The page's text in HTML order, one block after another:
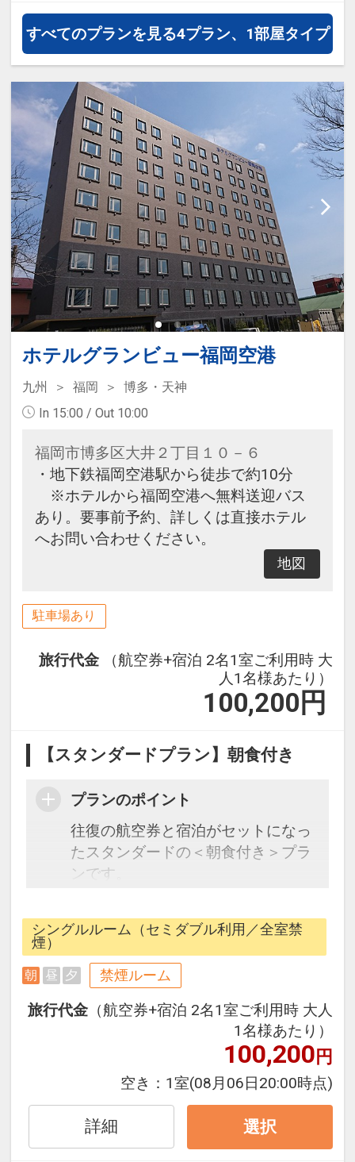
JALマイレージ会員の方にはフライ
トマイルが50%貯まります。
【ホテルのおすすめポイント】
・ウェルカムドリンクサービス
（14:00～23:00)
コーヒー、紅茶、ソフトドリンクを
ご用意しております
・ウェルカムバー（14:00～19:00)
生ビールやワイン、カクテルなど、
9種類のお酒をご用意しておりま
す。
お好きな割り方でオリジナルドリン
クをセルフでお楽しみください。
・お茶漬け無料サービス（21:00～
23:00)
小腹の空いた時間にぴったりのお茶
漬けをご用意しております。
すべてのプランを見る4プラン、1部屋タイプ
ホテルグランビュー福岡空港
九州 福岡
博多・天神
In 15:00 / Out 10:00
福岡市博多区大井２丁目１０－６
・地下鉄福岡空港駅から徒歩で約10分
※ホテルから福岡空港へ無料送迎バス
あり。要事前予約、詳しくは直接ホテル
へお問い合わせください。
地図
駐車場あり
旅行代金
（航空券+宿泊 2名1室ご利用時 大
人1名様あたり）
100,200 円
【スタンダードプラン】朝食付き
プランのポイント
往復の航空券と宿泊がセットになっ
たスタンダードの＜朝食付き＞プラ
ンです。
できるダイナミックパッケージだか
ら、一都市滞在はもちろん周遊旅行
にも最適！
旅行期間中の1泊だけの宿泊や延
泊・飛び泊なども自由自在です。
JALマイレージ会員の方にはフライ
トマイルが50%貯まります。
■送迎のご案内
ホテルから福岡空港国内線の南乗降
場まで無料の送迎車をご利用いただ
けます。
シングルルーム（セミダブル利用／全室禁
煙）
朝 昼 夕 禁煙ルーム
旅行代金 （航空券+宿泊 2名1室ご利用時 大人
1名様あたり）
100,200円
空き： 1室(08月06日20:00時点)
詳細 選択